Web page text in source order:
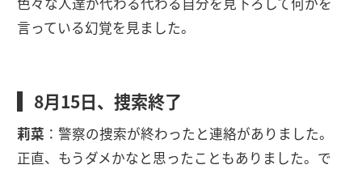
言っている幻覚を見ました。
8月15日、捜索終了
莉菜 ：警察の捜索が終わったと連絡がありました。
正直、もうダメかなと思ったこともありました。で